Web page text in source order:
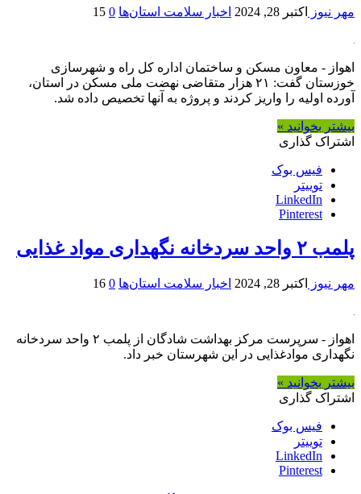
مهر نیوز اکتبر 28, 2024 اخبار سلامت استان‌ها 0
15
اهواز - معاون مسکن و ساختمان اداره کل راه و شهرسازی
خوزستان گفت: ۲۱ هزار متقاضی نهضت ملی مسکن در استان،
آورده اولیه را واریز کردند و پروژه به آنها تخصیص داده شد.
بیشتر بخوانید »
اشتراک گذاری
فیس بوک
توییتر
LinkedIn
Pinterest
پلمب ۲ واحد سردخانه نگهداری مواد غذایی
مهر نیوز اکتبر 28, 2024 اخبار سلامت استان‌ها 0
16
اهواز - سرپرست مرکز بهداشت شادگان از پلمب ۲ واحد سردخانه
نگهداری موادغذایی در این شهرستان خبر داد.
بیشتر بخوانید »
اشتراک گذاری
فیس بوک
توییتر
LinkedIn
Pinterest